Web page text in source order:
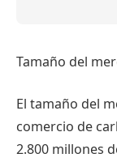
Tamaño del
El tamaño del
comercio de
2.800 millones